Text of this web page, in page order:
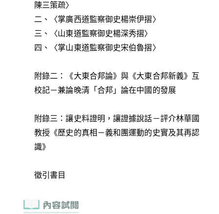
陳三策疏〉
二、〈掌廣西道監察御史楊崇伊摺〉
三、〈山東道監察御史楊深秀摺〉
四、〈掌山東道監察御史宋伯魯摺〉
附錄二：《大東合邦論》與《大東合邦新義》互
校記－兼論晚清「合邦」論在中國的發展
附錄三：讓史料證明，讓證據說話－評介林華國
教授《歷史的真相－義和團運動的史實及其再認
識》
徵引書目